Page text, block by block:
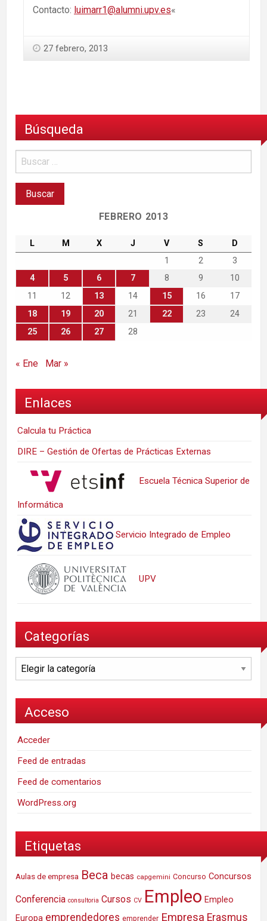
Contacto: luimarr1@alumni.upv.es«
27 febrero, 2013
Búsqueda
FEBRERO 2013
L M X J V S
D
1
2
3
4
5 6 7 8 9
10
11
12 13 14 15 16
17
18
19 20 21 22 23
24
25
26 27 28
« Ene Mar »
Enlaces
Calcula tu Práctica
DIRE – Gestión de Ofertas de Prácticas Externas
Escuela Técnica Superior de
Informática
Servicio Integrado de Empleo
UPV
Categorías
Categorías
Acceso
Acceder
Feed de entradas
Feed de comentarios
WordPress.org
Etiquetas
Aulas de empresa Beca becas capgemini Concurso Concursos
Conferencia consultoria Cursos CV Empleo Empleo
Europa emprendedores emprender Empresa Erasmus